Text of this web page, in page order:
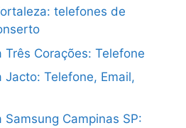
telefones de
Três Corações: Telefone
Telefone, Email,
Campinas SP: